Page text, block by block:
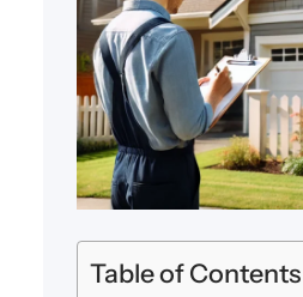
Table of Contents